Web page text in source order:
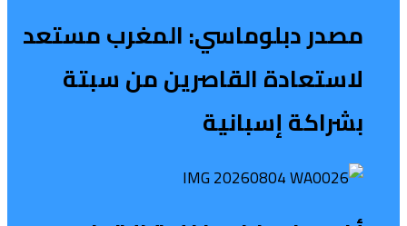
مصدر دبلوماسي: المغرب مستعد
لاستعادة القاصرين من سبتة
بشراكة إسبانية